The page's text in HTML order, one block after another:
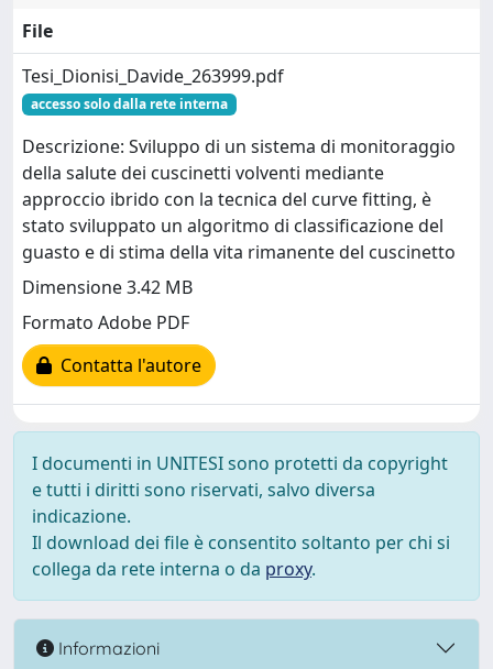
File
Tesi_Dionisi_Davide_263999.pdf
accesso solo dalla rete interna
Descrizione: Sviluppo di un sistema di monitoraggio
della salute dei cuscinetti volventi mediante
approccio ibrido con la tecnica del curve fitting, è
stato sviluppato un algoritmo di classificazione del
guasto e di stima della vita rimanente del cuscinetto
Dimensione 3.42 MB
Formato Adobe PDF
Contatta l'autore
I documenti in UNITESI sono protetti da copyright
e tutti i diritti sono riservati, salvo diversa
indicazione.
Il download dei file è consentito soltanto per chi si
collega da rete interna o da proxy.
Informazioni